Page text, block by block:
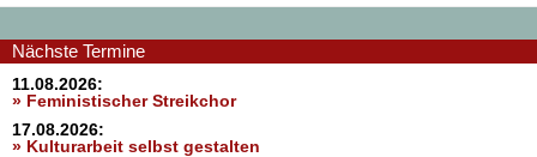
Nächste Termine
11.08.2026:
» Feministischer Streikchor
17.08.2026:
» Kulturarbeit selbst gestalten